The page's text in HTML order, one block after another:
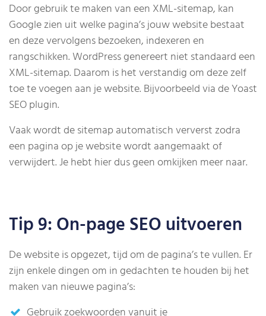
Door gebruik te maken van een XML-sitemap, kan
Google zien uit welke pagina’s jouw website bestaat
en deze vervolgens bezoeken, indexeren en
rangschikken. WordPress genereert niet standaard een
XML-sitemap. Daarom is het verstandig om deze zelf
toe te voegen aan je website. Bijvoorbeeld via de Yoast
SEO plugin.
Vaak wordt de sitemap automatisch ververst zodra
een pagina op je website wordt aangemaakt of
verwijdert. Je hebt hier dus geen omkijken meer naar.
Tip 9: On-page SEO uitvoeren
De website is opgezet, tijd om de pagina’s te vullen. Er
zijn enkele dingen om in gedachten te houden bij het
maken van nieuwe pagina’s: